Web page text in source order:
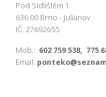
Pod Sídlištěm 1
636 00 Brno - Juliánov
IČ: 27692655
Mob.: 602 759 538, 775
Email: